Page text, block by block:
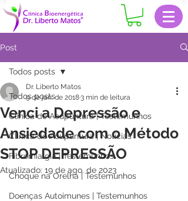
Post
Todos posts
Clinica de Acupuntura | Testemunhos
Clinica de Acupuntura | Notícias
Fibromialgia | Testemunhos
Choque na Orelha | Testemunhos
Doenças Autoimunes | Testemunhos
Todos posts
Venci a Depressão e
Ansiedade com o Método
STOP DEPRESSÃO
Dr. Liberto Matos
9 de jan. de 20183 min de leitura
Atualizado: 19 de ago. de 2023